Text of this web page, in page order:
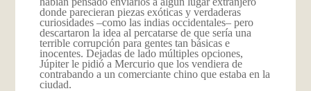
donde parecieran piezas exóticas y verdaderas
curiosidades –como las indias occidentales– pero
descartaron la idea al percatarse de que sería una
terrible corrupción para gentes tan básicas e
inocentes. Dejadas de lado múltiples opciones,
Júpiter le pidió a Mercurio que los vendiera de
contrabando a un comerciante chino que estaba en la
ciudad.